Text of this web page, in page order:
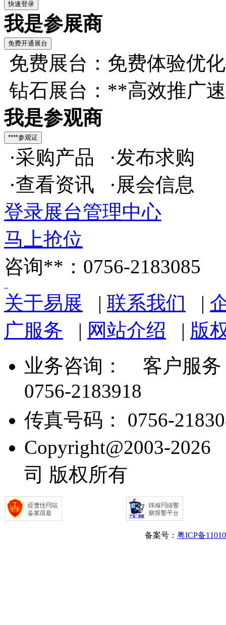
我是参展商
免费展台：免费体验优
钻石展台：**高效推广
我是参观商
·采购产品 ·发布求购
·查看资讯 ·展会信息
登录展台管理中心
马上抢位
咨询**：0756-2183085
关于易展 | 联系我们 |
广服务 | 网站介绍 | 版
业务咨询：
客户服务
0756-2183918
传真号码： 0756-
Copyright@2003-
司 版权所有
备案号： 粤ICP备